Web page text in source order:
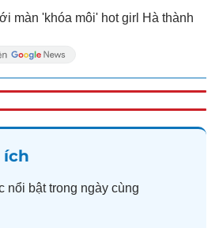
màn 'khóa môi' hot girl Hà thành
ích
nổi bật trong ngày cùng